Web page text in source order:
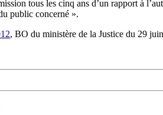
tous les cinq ans d’un rapport à
public concerné ».
, BO du ministère de la Justice du 29 juin